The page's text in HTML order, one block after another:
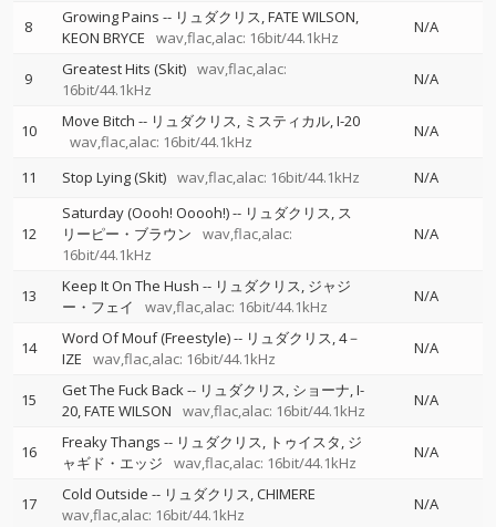
8 Growing Pains -- リュダクリス FATE WILSON
KEON BRYCE
wav,flac,alac: 16bit/44.1kHz
N/A
9 Greatest Hits (Skit) wav,flac,alac:
16bit/44.1kHz
N/A
10 Move Bitch -- リュダクリス ミスティカル I-20
wav,flac,alac: 16bit/44.1kHz
N/A
11 Stop Lying (Skit) wav,flac,alac: 16bit/44.1kHz N/A
12
Saturday (Oooh! Ooooh!)-- リュダクリス ス
リーピー・ブラウン
wav,flac,alac:
16bit/44.1kHz
N/A
13 Keep It On The Hush -- リュダクリス ジャジ
ー・フェイ
wav,flac,alac: 16bit/44.1kHz
N/A
14 Word Of Mouf (Freestyle)-- リュダクリス 4－
IZE
wav,flac,alac: 16bit/44.1kHz
N/A
15 Get The Fuck Back-- リュダクリス ショーナ I-
20 FATE WILSON wav,flac,alac: 16bit/44.1kHz
N/A
16 Freaky Thangs -- リュダクリス トゥイスタ ジ
ャギド・エッジ
wav,flac,alac: 16bit/44.1kHz
N/A
17 Cold Outside -- リュダクリス CHIMERE
wav,flac,alac: 16bit/44.1kHz
N/A